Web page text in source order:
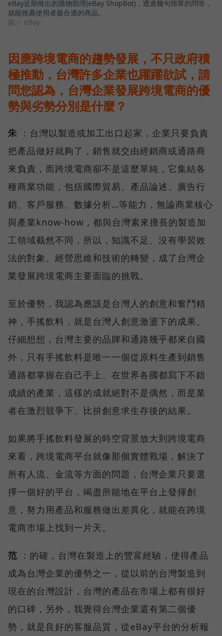
eBay近期推出的購物助理(eBay ShopBot)，透過幾句簡單的問答，
就能推薦使用者最合適的商品。
圖／ eBay
因應跨境電商的趨勢發展，不只政府積
極推動，台灣許多企業也躍躍欲試，請
問您認為，台灣企業發展跨境電商的優
勢與劣勢分別是什麼？
朱 ：台灣以製造或加工出口起家，企業只要負責
把產品做好就夠了，銷售就交由經銷商或通路商
來負責，而跨境電商卻不是這麼單純，它集結各
種商業功能，包括國際貿易、產品論述、廣告行
銷、客戶服務、數據分析…等能力，無論商業核心
與產業know-how，都與台灣素來擅長的製造加
工領域截然不同，所以，知識不足、沒有學習效
法的對象、經營思維和技術的轉變，成了台灣企
業發展跨境電商主要面臨的挑戰。
至於優勢，我認為應該是台灣人的創意和奮鬥精
神，手搖飲料，就是台灣人創意激盪下的成果。
仔細想想，台灣主要的品牌和通路幾乎都來自國
外，只有手搖飲料是唯一一個從原料生產到銷售
通路都掌握在自己手上、在世界各國都寫下不錯
成績的產業，這樣的成就絕對不是偶然，而是業
者在激烈競爭下、比拚創意求生存後的結果。
如果將手搖飲料發展的時空背景放大到跨境電商
來看，跨境電商平台就像那個實體戰場，解決了
所有人流、金流等方面的問題，台灣企業只要選
擇一個好的平台，竭盡所能地在平台上發揮創
意，努力用產品和服務做出差異化，就能在跨境
電商市場上找到一片天。
范 ：的確，台灣在製造上的豐富經驗，使得產品
成為台灣企業的優勢之一，從以前的台灣製造到
現在的台灣設計，台灣的產品在市場上都有很好
的口碑，另外，我覺得台灣企業還有第二個優
勢，就是良好的客服品質，從eBay平台的分析報